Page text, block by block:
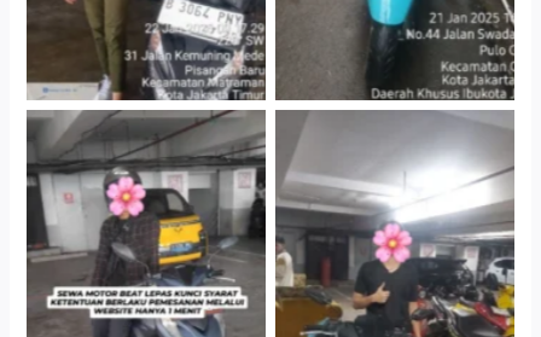
Cityplaza Jatinegara
Cityplaza Jatinegara